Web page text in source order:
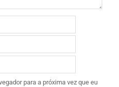
para a próxima vez que eu